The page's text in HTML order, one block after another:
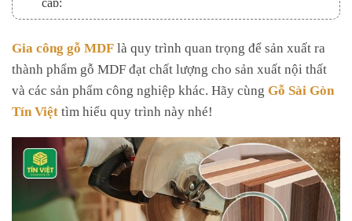
Gia công gỗ MDF là quy trình quan trọng để sản xuất ra
thành phẩm gỗ MDF đạt chất lượng cho sản xuất nội thất
và các sản phẩm công nghiệp khác. Hãy cùng Gỗ Sài Gòn
Tín Việt tìm hiểu quy trình này nhé!